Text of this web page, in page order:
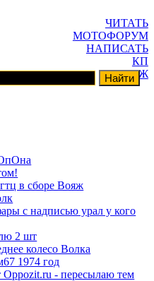
ЧИТАТЬ
МОТОФОРУМ
НАПИСАТЬ
КП
ГАРАЖ
в сборе Вояж
с надписью урал у кого
2 шт
колесо Волка
1974 год
- пересылаю тем